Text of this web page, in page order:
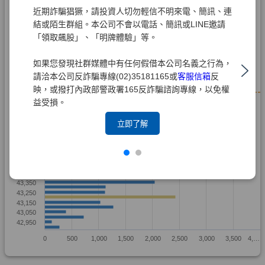
近期詐騙猖獗，請投資人切勿輕信不明來電、簡訊、連
結或陌生群組。本公司不會以電話、簡訊或LINE邀請
「領取飆股」、「明牌體驗」等。
如果您發現社群媒體中有任何假借本公司名義之行為，
請洽本公司反詐騙專線(02)35181165或客服信箱反
映，或撥打內政部警政署165反詐騙諮詢專線，以免權
益受損。
立即了解